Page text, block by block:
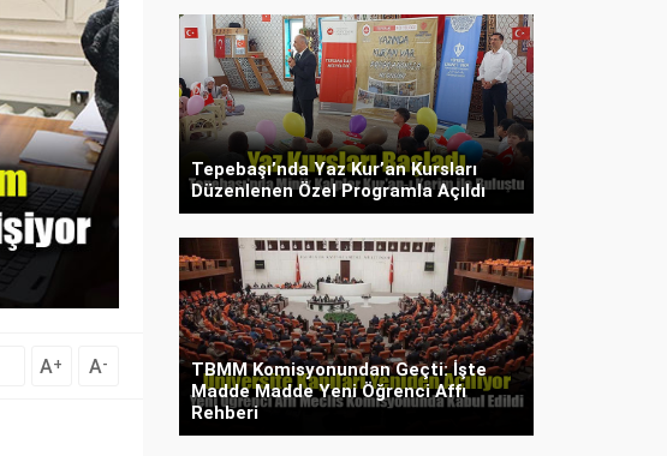
A+ A-
Tepebaşı’nda Yaz Kur’an Kursları
Düzenlenen Özel Programla Açıldı
TBMM Komisyonundan Geçti: İşte
Madde Madde Yeni Öğrenci Affı
Rehberi